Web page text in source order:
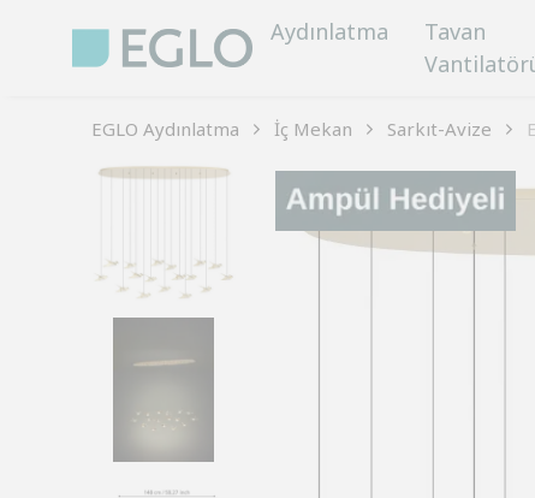
Aydınlatma
Tavan
EGLO Aydınlatma İç Mekan Sarkıt-Avize